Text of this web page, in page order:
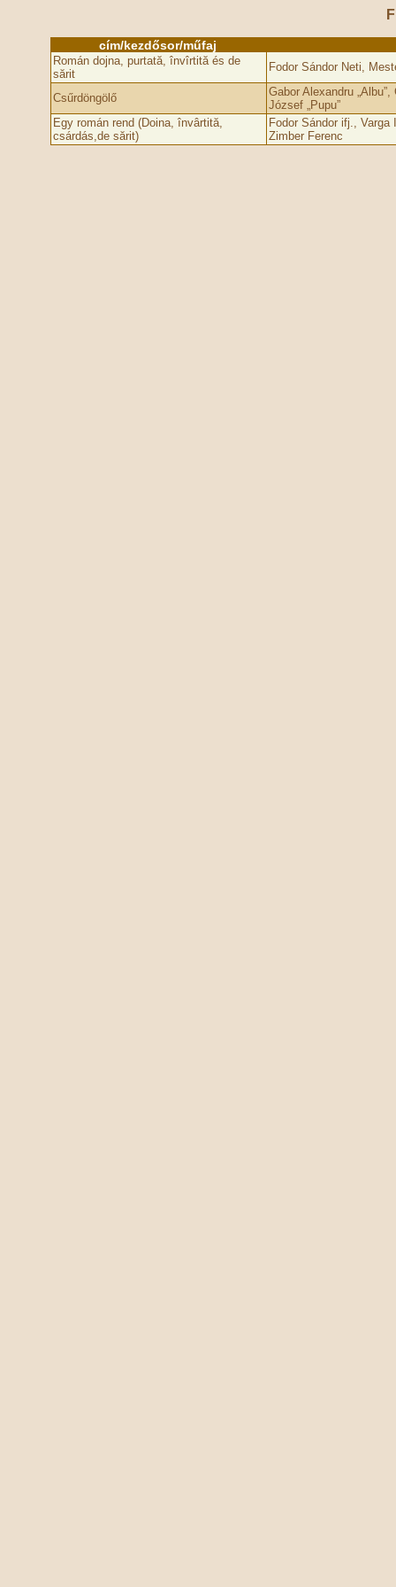
cím/kezdősor/műfaj
Román dojna, purtată, învîrtită és de
sărit
Fodor Sándor Neti,
Csűrdöngölő
Gabor Alexandru
József „Pupu”
Egy román rend (Doina, învârtită,
csárdás,de sărit)
Fodor Sándor ifj.,
Zimber Ferenc